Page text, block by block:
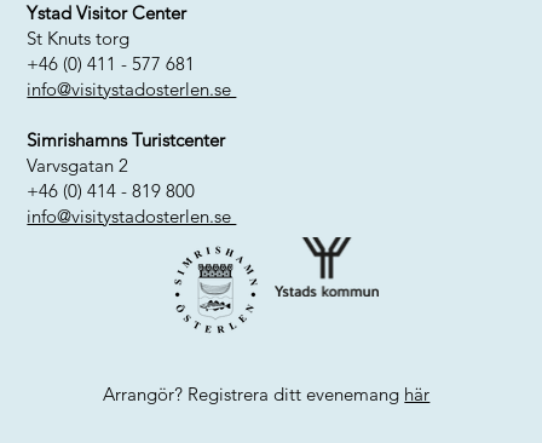
Ystad Visitor Center
St Knuts torg
+46 (0) 411 - 577 681
info@visitystadosterlen.se
Simrishamns Turistcenter
Varvsgatan 2
+46 (0) 414 - 819 800
info@visitystadosterlen.se
Arrangör? Registrera ditt evenemang här